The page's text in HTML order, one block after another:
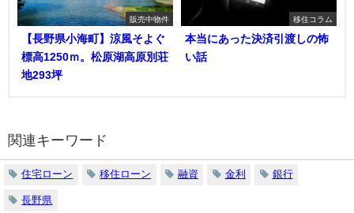
販売中物件
【長野県小海町】涼風そよぐ
標高1250ｍ。松原湖高原別荘
地293坪
移住コラム
本当にあった決済引渡しの怖
い話
関連キーワード
住宅ローン 移住ローン 融資 金利 銀行
長野県